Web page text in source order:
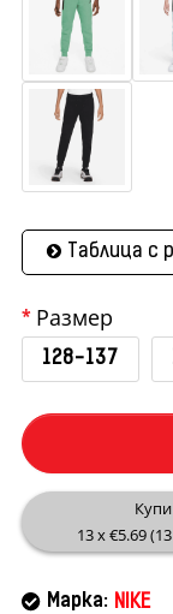
Таблица с
Размер
128-137
13 x €5.69
Марка: NIKE